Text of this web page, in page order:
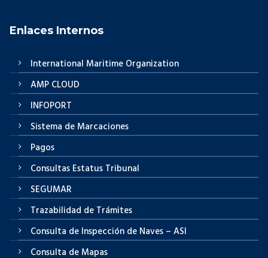
Enlaces Internos
International Maritime Organization
AMP CLOUD
INFOPORT
Sistema de Marcaciones
Pagos
Consultas Estatus Tribunal
SEGUMAR
Trazabilidad de Trámites
Consulta de Inspección de Naves – ASI
Consulta de Mapas